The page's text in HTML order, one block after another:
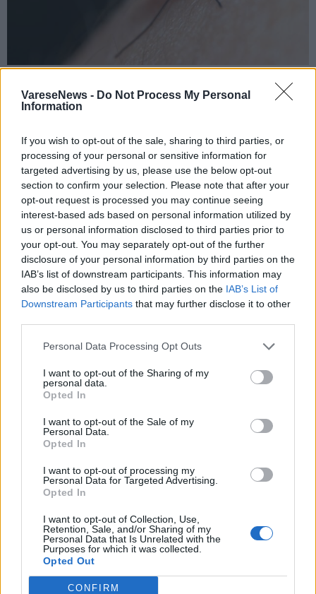
VareseNews - Do Not Process My Personal
Information
If you wish to opt-out of the sale, sharing to third parties, or
processing of your personal or sensitive information for
targeted advertising by us, please use the below opt-out
section to confirm your selection. Please note that after your
opt-out request is processed you may continue seeing
interest-based ads based on personal information utilized by
us or personal information disclosed to third parties prior to
your opt-out. You may separately opt-out of the further
disclosure of your personal information by third parties on the
IAB’s list of downstream participants. This information may
also be disclosed by us to third parties on the IAB’s List of
Downstream Participants that may further disclose it to other
Personal Data Processing Opt Outs
I want to opt-out of the Sharing of my
personal data.
Opted In
I want to opt-out of the Sale of my
Personal Data.
Opted In
I want to opt-out of processing my
Personal Data for Targeted Advertising.
Opted In
I want to opt-out of Collection, Use,
Retention, Sale, and/or Sharing of my
Personal Data that Is Unrelated with the
Purposes for which it was collected.
Opted Out
CONFIRM
A Galliate nel Novarese il primo caso di
Secondo il Censis la Liuc è al primo posto
fra i piccoli atenei per
internazionalizzazione